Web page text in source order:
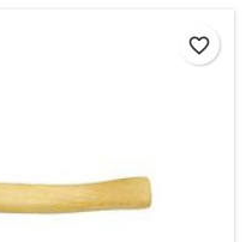
favorite_border